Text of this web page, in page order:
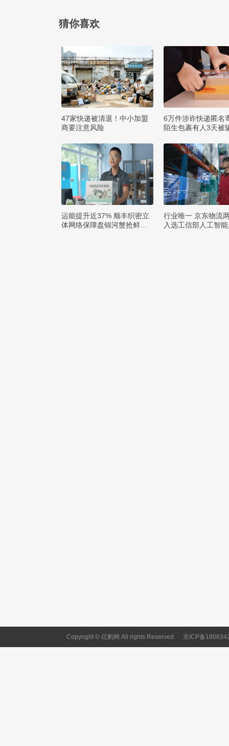
猜你喜欢
47家快递被清退！中小加盟
商要注意风险
6万件涉诈快递匿名
陌生包裹有人3天被
运能提升近37% 顺丰织密立
体网络保障盘锦河蟹抢鲜出
行业唯一 京东物流
入选工信部人工智
Copyright © 亿豹网 All rights Reserved. 京ICP备